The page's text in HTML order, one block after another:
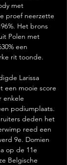
met
proef neerzette
Het brons
Polen met
een
rit toonde.
Larissa
een mooie score
enkele
podiumplaats.
deden het
reed een
9e. Domien
op de 11e
Belgische